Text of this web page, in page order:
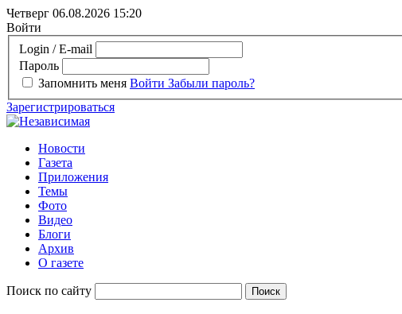
Четверг 06.08.2026 15:20
Войти
Login / E-mail
Пароль
Запомнить меня Войти Забыли пароль?
Зарегистрироваться
Новости
Газета
Приложения
Темы
Фото
Видео
Блоги
Архив
О газете
Поиск по сайту